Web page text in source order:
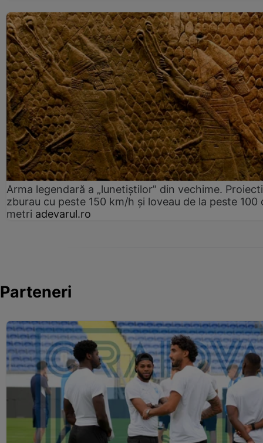
Arma legendară a „lunetiștilor” din vechime.
zburau cu peste 150 km/h și loveau de la peste 100
metri adevarul.ro
Parteneri